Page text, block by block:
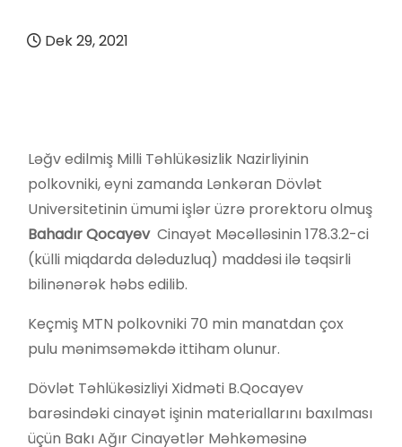
Dek 29, 2021
Ləğv edilmiş Milli Təhlükəsizlik Nazirliyinin
polkovniki, eyni zamanda Lənkəran Dövlət
Universitetinin ümumi işlər üzrə prorektoru olmuş
Bahadır QocayevCinayət Məcəlləsinin 178.3.2-ci
(külli miqdarda dələduzluq) maddəsi ilə təqsirli
bilinənərək həbs edilib.
Keçmiş MTN polkovniki 70 min manatdan çox
pulu mənimsəməkdə ittiham olunur.
Dövlət Təhlükəsizliyi Xidməti B.Qocayev
barəsindəki cinayət işinin materiallarını baxılması
üçün Bakı Ağır Cinayətlər Məhkəməsinə